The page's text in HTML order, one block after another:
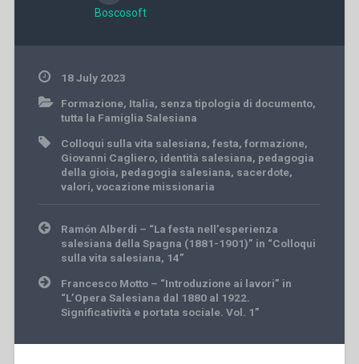
Boscosoft
18 July 2023
Formazione, Italia, senza tipologia di documento,
tutta la Famiglia Salesiana
Colloqui sulla vita salesiana, festa, formazione,
Giovanni Cagliero, identità salesiana, pedagogia
della gioia, pedagogia salesiana, sacerdote,
valori, vocazione missionaria
Post
navigation
Ramón Alberdi – “La festa nell’esperienza
salesiana della Spagna (1881-1901)” in “Colloqui
sulla vita salesiana, 14”
Francesco Motto – “Introduzione ai lavori” in
“L’Opera Salesiana dal 1880 al 1922.
Significatività e portata sociale. Vol. 1”